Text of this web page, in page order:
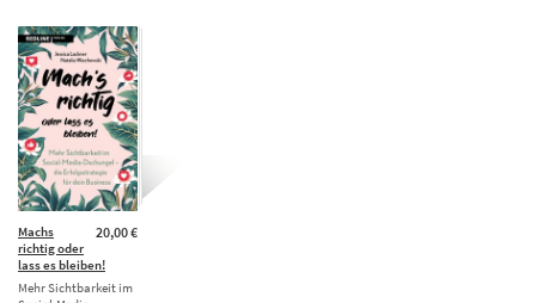
20,00 €
Machs
richtig oder
lass es bleiben!
Mehr Sichtbarkeit im